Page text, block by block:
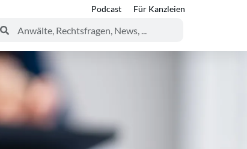
Podcast Für Kanzleien